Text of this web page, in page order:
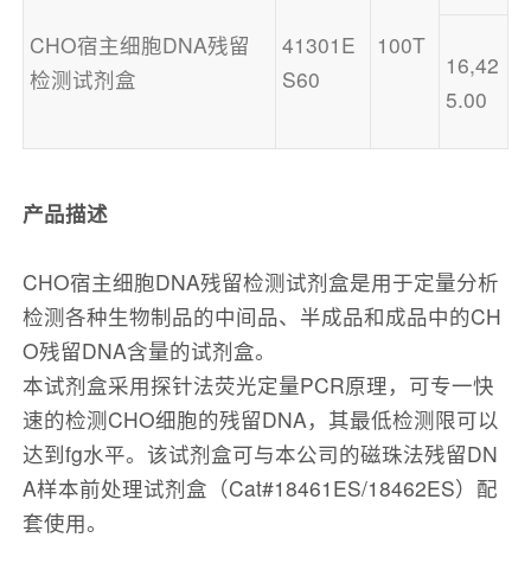
CHO宿主细胞DNA残留
检测试剂盒
41301E
S60
100T
16,42
5.00
产品描述
CHO宿主细胞DNA残留检测试剂盒是用于定量分析
检测各种生物制品的中间品、半成品和成品中的CH
O残留DNA含量的试剂盒。
本试剂盒采用探针法荧光定量PCR原理，可专一快
速的检测CHO细胞的残留DNA，其最低检测限可以
达到fg水平。该试剂盒可与本公司的磁珠法残留DN
A样本前处理试剂盒（Cat#18461ES/18462ES）配
套使用。